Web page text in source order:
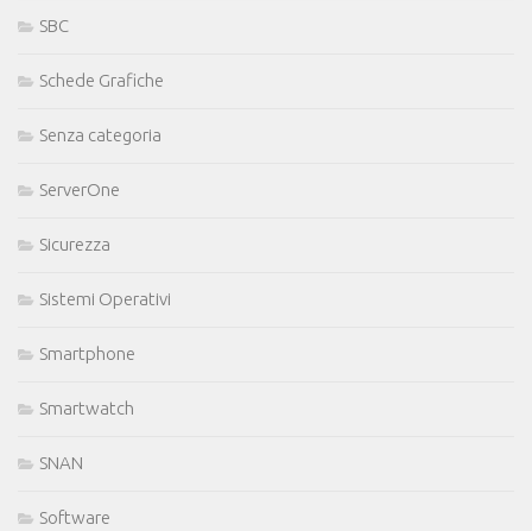
SBC
Schede Grafiche
Senza categoria
ServerOne
Sicurezza
Sistemi Operativi
Smartphone
Smartwatch
SNAN
Software